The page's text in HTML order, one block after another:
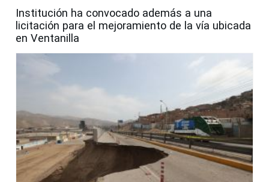
Institución ha convocado además a una
licitación para el mejoramiento de la vía ubicada
en Ventanilla